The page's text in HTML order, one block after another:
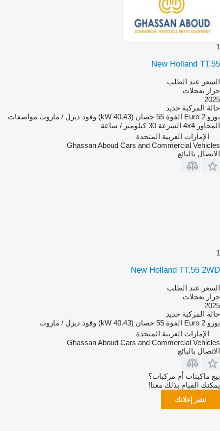
1
New Holland TT.55
السعر عند الطلب
جرار بعجلات
2025
حالة المركبة جديد
يورو Euro 2 القوة 55 حصان (40.43 kW) وقود ديزل / مازوت مواصفات
المحاور 4x4 السرعة 30 كيلومتر / ساعة
الإمارات العربية المتحدة
Ghassan Aboud Cars and Commercial Vehicles
الاتصال بالبائع
1
New Holland TT.55 2WD
السعر عند الطلب
جرار بعجلات
2025
حالة المركبة جديد
يورو Euro 2 القوة 55 حصان (40.43 kW) وقود ديزل / مازوت
الإمارات العربية المتحدة
Ghassan Aboud Cars and Commercial Vehicles
الاتصال بالبائع
بيع ماكينات أم مركبات؟
يمكنك القيام بذلك معنا!
نشر إعلانك